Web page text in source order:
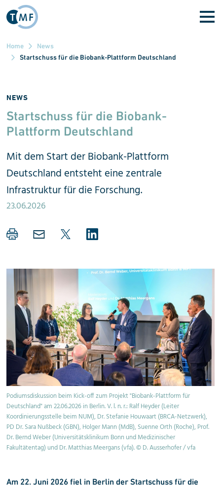
Direkt zum Inhalt
Home
News
Startschuss für die Biobank-Plattform Deutschland
NEWS
Startschuss für die Biobank-
Plattform Deutschland
Mit dem Start der Biobank-Plattform
Deutschland entsteht eine zentrale
Infrastruktur für die Forschung.
23.06.2026
Podiumsdiskussion beim Kick-off zum Projekt "Biobank-Plattform für
Deutschland" am 22.06.2026 in Berlin. V. l. n. r.: Ralf Heyder (Leiter
Koordinierungsstelle beim NUM), Dr. Stefanie Houwaart (BRCA-Netzwerk),
PD Dr. Sara Nußbeck (GBN), Holger Mann (MdB), Suenne Orth (Roche), Prof.
Dr. Bernd Weber (Universitätsklinikum Bonn und Medizinischer
Fakultätentag) und Dr. Matthias Meergans (vfa). © D. Ausserhofer / vfa
Am 22. Juni 2026 fiel in Berlin der Startschuss für die